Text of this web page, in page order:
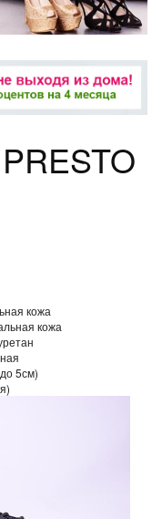
кожа
кожа
5см)